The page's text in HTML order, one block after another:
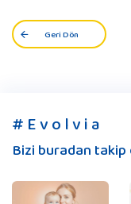
Geri Dön
# E v o l v i a
Bizi buradan